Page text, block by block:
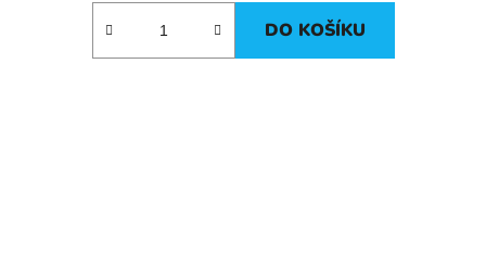
DO KOŠÍKU